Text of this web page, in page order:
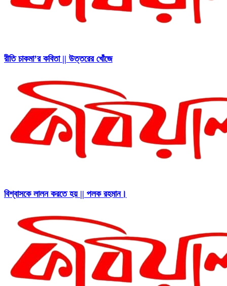
রীতি চাকমা’র কবিতা || উত্তরের খোঁজে
বিশ্বাসকে লালন করতে হয় || পলক রহমান।